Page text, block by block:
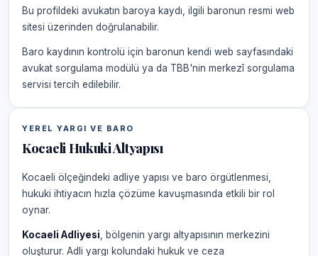
Bu profildeki avukatın baroya kaydı, ilgili baronun resmi web
sitesi üzerinden doğrulanabilir.
Baro kaydının kontrolü için baronun kendi web sayfasındaki
avukat sorgulama modülü ya da TBB'nin merkezî sorgulama
servisi tercih edilebilir.
YEREL YARGI VE BARO
Kocaeli Hukuki Altyapısı
Kocaeli ölçeğindeki adliye yapısı ve baro örgütlenmesi,
hukuki ihtiyacın hızla çözüme kavuşmasında etkili bir rol
oynar.
Kocaeli Adliyesi , bölgenin yargı altyapısının merkezini
oluşturur. Adli yargı kolundaki hukuk ve ceza